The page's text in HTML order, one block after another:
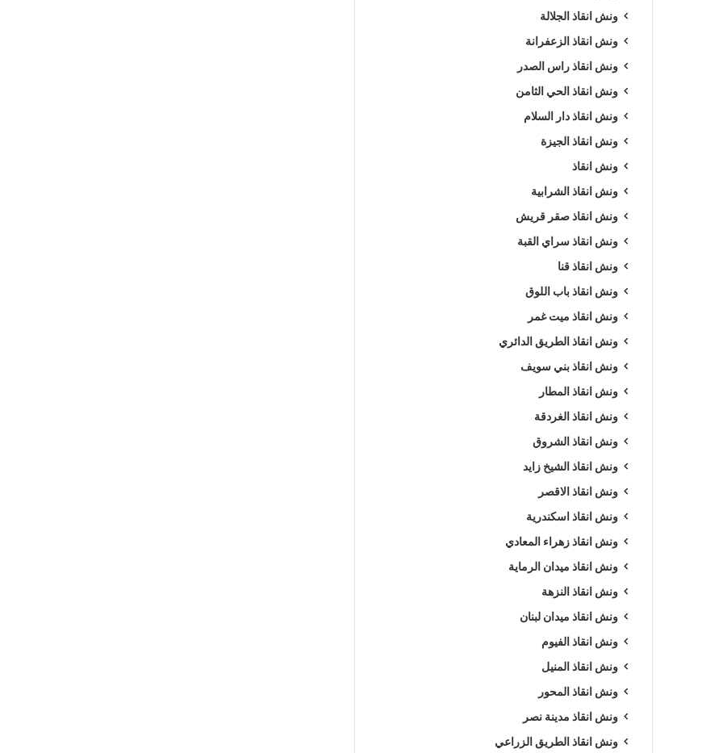
ونش انقاذ الجلالة
ونش انقاذ الزعفرانة
ونش انقاذ راس الصدر
ونش انقاذ الحي الثامن
ونش انقاذ دار السلام
ونش انقاذ الجيزة
ونش انقاذ
ونش انقاذ الشرابية
ونش انقاذ صقر قريش
ونش انقاذ سراي القبة
ونش انقاذ قنا
ونش انقاذ باب اللوق
ونش انقاذ ميت غمر
ونش انقاذ الطريق الدائري
ونش انقاذ بني سويف
ونش انقاذ المطار
ونش انقاذ الغردقة
ونش انقاذ الشروق
ونش انقاذ الشيخ زايد
ونش انقاذ الاقصر
ونش انقاذ اسكندرية
ونش انقاذ زهراء المعادي
ونش انقاذ ميدان الرماية
ونش انقاذ النزهة
ونش انقاذ ميدان لبنان
ونش انقاذ الفيوم
ونش انقاذ المنيل
ونش انقاذ المحور
ونش انقاذ مدينة نصر
ونش انقاذ الطريق الزراعي